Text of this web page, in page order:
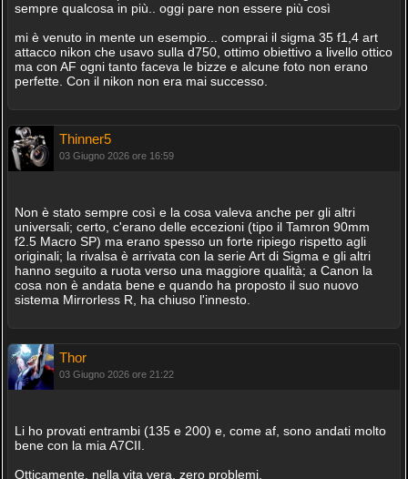
sempre qualcosa in più.. oggi pare non essere più così
mi è venuto in mente un esempio... comprai il sigma 35 f1,4 art
attacco nikon che usavo sulla d750, ottimo obiettivo a livello ottico
ma con AF ogni tanto faceva le bizze e alcune foto non erano
perfette. Con il nikon non era mai successo.
Thinner5
03 Giugno 2026 ore 16:59
Non è stato sempre così e la cosa valeva anche per gli altri
universali; certo, c'erano delle eccezioni (tipo il Tamron 90mm
f2.5 Macro SP) ma erano spesso un forte ripiego rispetto agli
originali; la rivalsa è arrivata con la serie Art di Sigma e gli altri
hanno seguito a ruota verso una maggiore qualità; a Canon la
cosa non è andata bene e quando ha proposto il suo nuovo
sistema Mirrorless R, ha chiuso l'innesto.
Thor
03 Giugno 2026 ore 21:22
Li ho provati entrambi (135 e 200) e, come af, sono andati molto
bene con la mia A7CII.
Otticamente, nella vita vera, zero problemi.